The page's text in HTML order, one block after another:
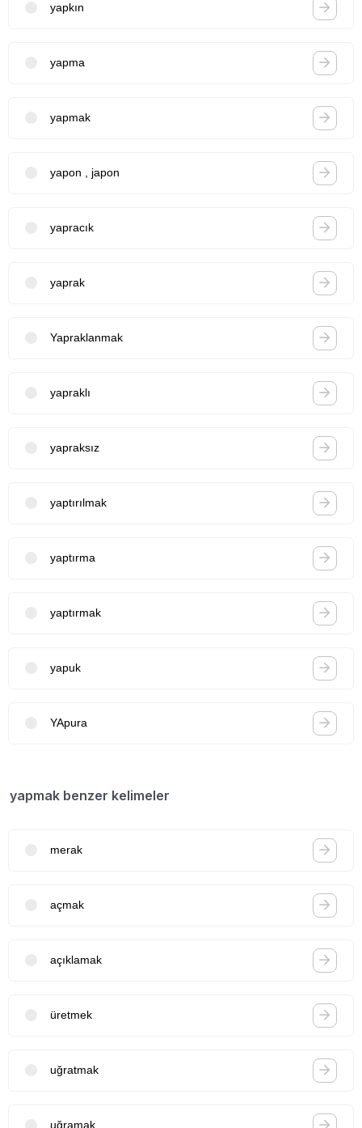
yapkın
yapma
yapmak
yapon , japon
yapracık
yaprak
Yapraklanmak
yapraklı
yapraksız
yaptırılmak
yaptırma
yaptırmak
yapuk
YApura
yapmak benzer kelimeler
merak
açmak
açıklamak
üretmek
uğratmak
uğramak